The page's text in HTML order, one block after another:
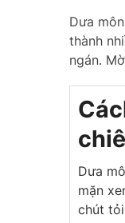
Dưa
thành
ngán.
Dưa
mặn
chút